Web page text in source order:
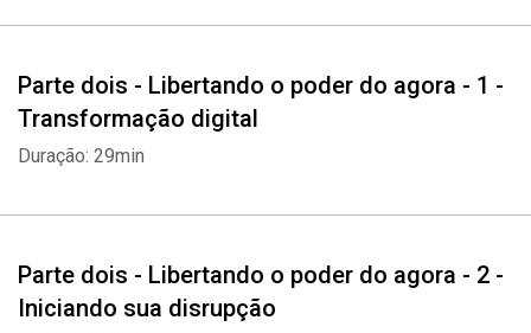
Parte dois - Libertando o poder do agora - 1 -
Transformação digital
Duração: 29min
Parte dois - Libertando o poder do agora - 2 -
Iniciando sua disrupção